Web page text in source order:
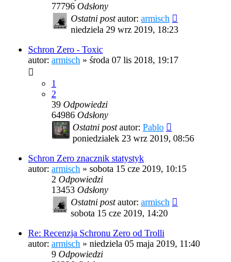
77796 Odsłony
Ostatni postautor: armisch
niedziela 29 wrz 2019, 18:23
Schron Zero - Toxic
autor: armisch » środa 07 lis 2018, 19:17
1
2
39 Odpowiedzi
64986 Odsłony
Ostatni postautor: Pablo
poniedziałek 23 wrz 2019, 08:56
Schron Zero znacznik statystyk
autor: armisch » sobota 15 cze 2019, 10:15
2 Odpowiedzi
13453 Odsłony
Ostatni postautor: armisch
sobota 15 cze 2019, 14:20
Re: Recenzja Schronu Zero od Trolli
autor: armisch » niedziela 05 maja 2019, 11:40
9 Odpowiedzi